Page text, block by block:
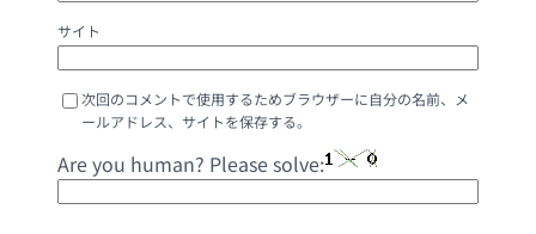
サイト
次回のコメントで使用するためブラウザーに自分の名前、メ
ールアドレス、サイトを保存する。
Are you human? Please solve: